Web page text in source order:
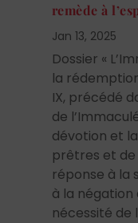
remède à
Jan 13, 2025
Dossier «
la
IX, précédé
de
dévotion et
prêtres et de
réponse à la
à la négation
nécessité de